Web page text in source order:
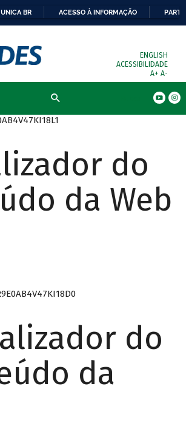
BR ACESSO À INFORMAÇÃO
ENGLISH
ACESSIBILIDADE
A+ A-
do
da Web
do
da